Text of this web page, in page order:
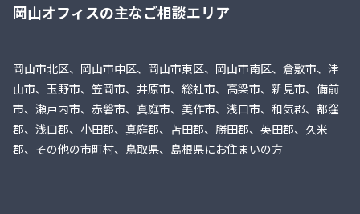
岡山オフィスの主なご相談エリア
岡山市北区、岡山市中区、岡山市東区、岡山市南区、倉敷市、津
山市、玉野市、笠岡市、井原市、総社市、高梁市、新見市、備前
市、瀬戸内市、赤磐市、真庭市、美作市、浅口市、和気郡、都窪
郡、浅口郡、小田郡、真庭郡、苫田郡、勝田郡、英田郡、久米
郡、その他の市町村、鳥取県、島根県にお住まいの方